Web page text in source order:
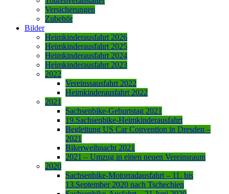
Versicherungen
Zubehör
Bilder
Heimkinderausfahrt 2026
Heimkinderausfahrt 2025
Heimkinderausfahrt 2024
Heimkinderausfahrt 2023
2022
Vereinssausfahrt 2022
Heimkinderausfahrt 2022
2021
Sachsenbike-Geburtstag 2021
19.Sachsenbike-Heimkinderausfahrt
Begleitung US Car Convention in Dresden –
2021
Bikerweihnacht 2021
2021 – Umzug in einen neuen Vereinsraum
2020
Sachsenbike-Motorradausfahrt – 11. bis
13.September 2020 nach Tschechien